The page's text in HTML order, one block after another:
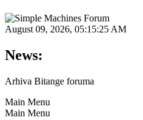
August 09, 2026, 05:15:25 AM
News:
Arhiva Bitange foruma
Main Menu
Main Menu